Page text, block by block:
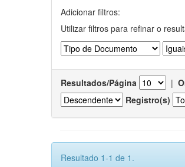
Adicionar filtros:
Utilizar filtros para refinar o
Resultados/Página |
Registro(s)
Resultado 1-1 de 1.